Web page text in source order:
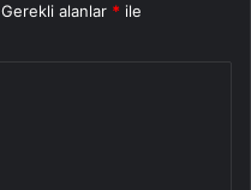
Gerekli alanlar * ile